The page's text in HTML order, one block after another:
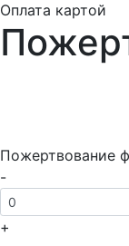
Оплата картой
Пожертвование
-
+